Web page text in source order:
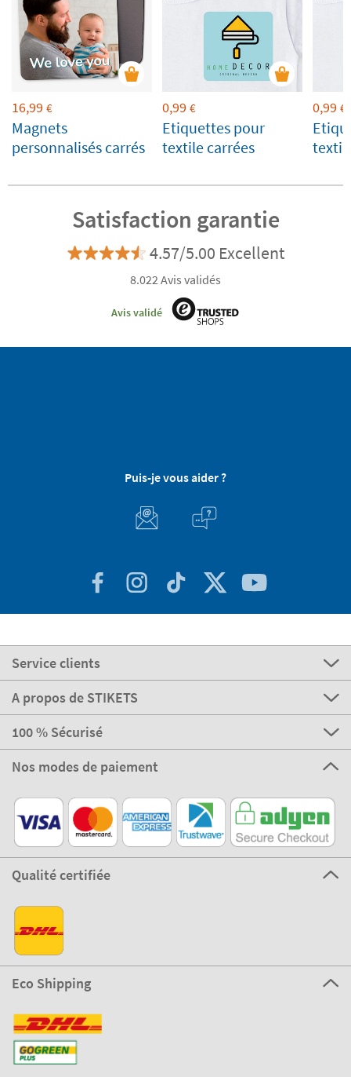
16,99 €
Magnets
personnalisés carrés
0,99 €
Etiquettes pour
textile carrées
0,99 €
Satisfaction garantie
4.57/5.00 Excellent
8.022 Avis validés
Avis validé
Puis-je vous aider ?
Service clients
A propos de STIKETS
100 % Sécurisé
Nos modes de paiement
Qualité certifiée
Eco Shipping